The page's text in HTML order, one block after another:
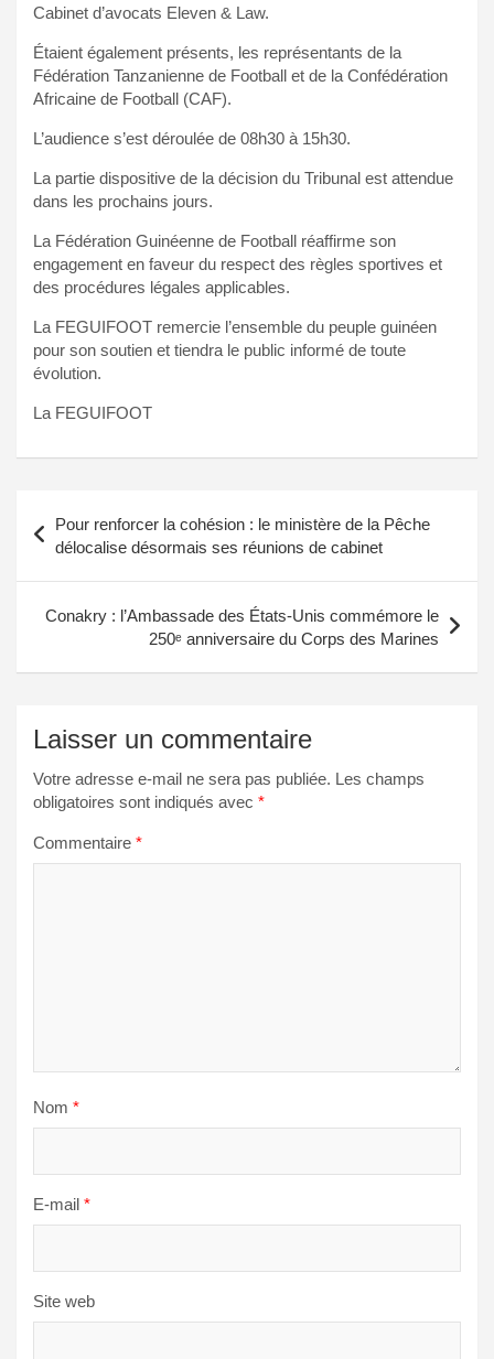
Cabinet d’avocats Eleven & Law.
Étaient également présents, les représentants de la
Fédération Tanzanienne de Football et de la Confédération
Africaine de Football (CAF).
L’audience s’est déroulée de 08h30 à 15h30.
La partie dispositive de la décision du Tribunal est attendue
dans les prochains jours.
La Fédération Guinéenne de Football réaffirme son
engagement en faveur du respect des règles sportives et
des procédures légales applicables.
La FEGUIFOOT remercie l’ensemble du peuple guinéen
pour son soutien et tiendra le public informé de toute
évolution.
La FEGUIFOOT
de
l’article
Pour renforcer la cohésion : le ministère de la Pêche
délocalise désormais ses réunions de cabinet
Conakry : l’Ambassade des États-Unis commémore le
250ᵉ anniversaire du Corps des Marines
Laisser un commentaire
Votre adresse e-mail ne sera pas publiée. Les champs
obligatoires sont indiqués avec *
Commentaire *
Nom *
E-mail *
Site web